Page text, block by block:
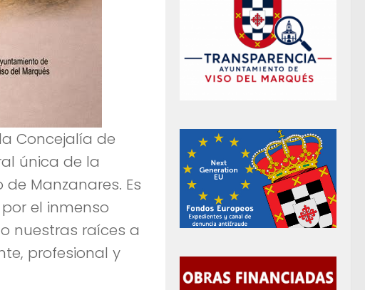
Concejalía de
única de la
Manzanares. Es
el inmenso
nuestras raíces a
profesional y